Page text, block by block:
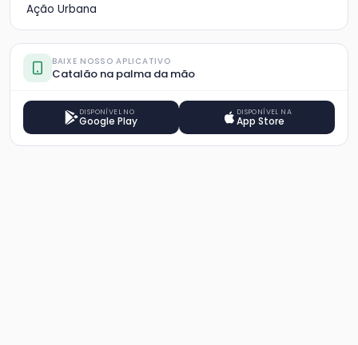
Ação Urbana
BAIXE NOSSO APLICATIVO
Catalão na palma da mão
DISPONÍVEL NO
Google Play
DISPONÍVEL NA
App Store